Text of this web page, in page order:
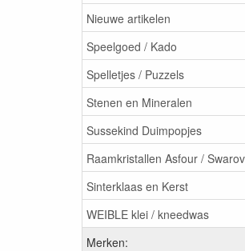
Nieuwe artikelen
Speelgoed / Kado
Spelletjes / Puzzels
Stenen en Mineralen
Sussekind Duimpopjes
Raamkristallen Asfour /
Sinterklaas en Kerst
WEIBLE klei / kneedwas
Merken: